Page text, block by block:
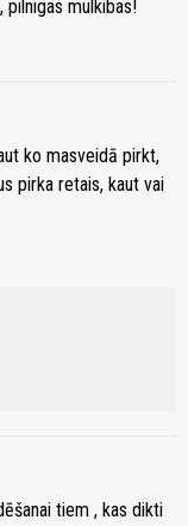
mulkibas!
ko masveidā pirkt,
pirka retais, kaut vai
tiem , kas dikti